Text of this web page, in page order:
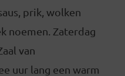
prik, wolken
noemen. Zaterdag
van
uur lang een warm